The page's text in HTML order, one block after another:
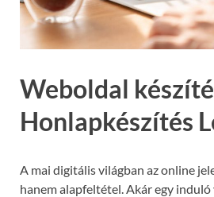
Weboldal
Honlapkészítés
A mai digitális világban az online
hanem alapfeltétel. Akár egy